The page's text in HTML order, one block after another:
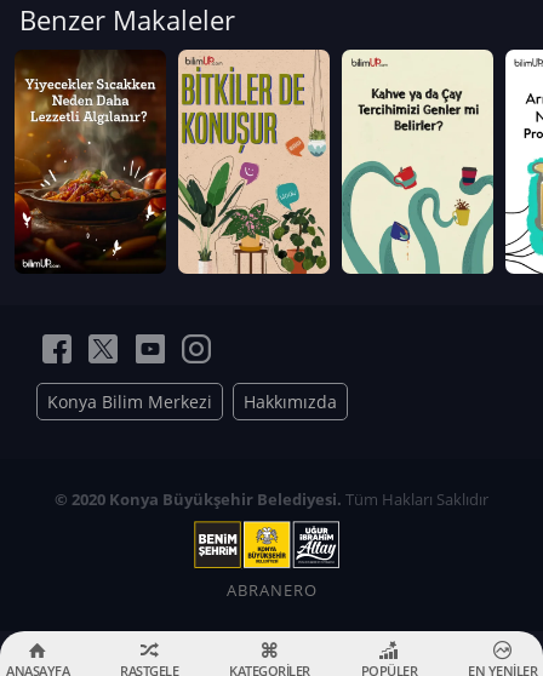
Benzer Makaleler
Konya Bilim Merkezi Hakkımızda
© 2020 Konya Büyükşehir Belediyesi. Tüm Hakları Saklıdır
ABRANERO
ANASAYFA RASTGELE KATEGORİLER POPÜLER EN YENİLER